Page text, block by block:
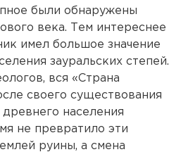
были обнаружены
века. Тем интереснее
имел большое значение
зауральских степей.
вся «Страна
своего существования
населения
не превратило эти
руины, а смена